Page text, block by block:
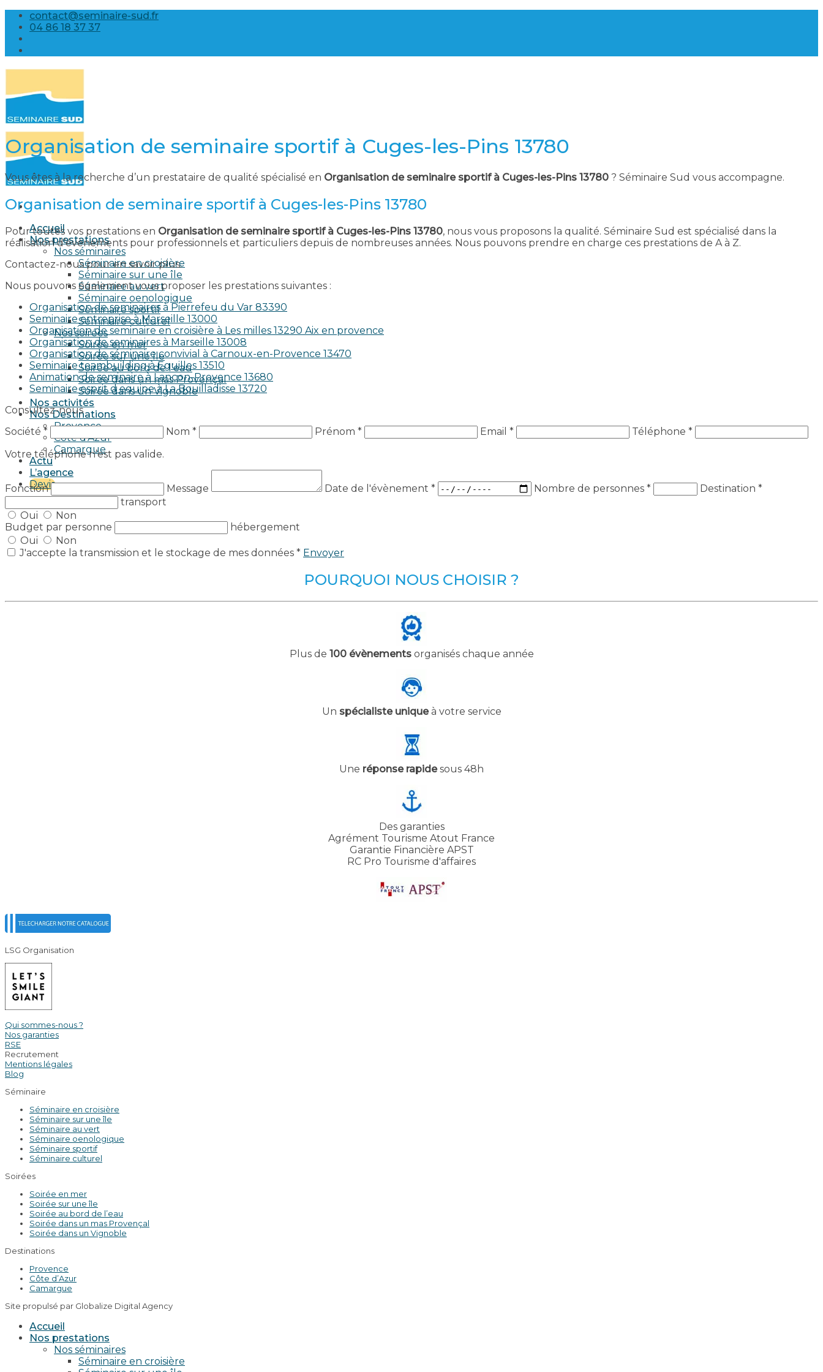
Skip
content
contact@seminaire-sud.fr
04 86 18 37 37
Accueil
Nos prestations
Nos séminaires
Séminaire en croisière
Séminaire sur une île
Séminaire au vert
Séminaire oenologique
Séminaire sportif
Séminaire culturel
Nos soirées
Soirée en mer
Soirée sur une île
Soirée au bord de l’eau
Soirée dans un mas Provençal
Soirée dans un Vignoble
Nos activités
Nos Destinations
Provence
Côte d’Azur
Camargue
Actu
L’agence
Devis
Organisation de seminaire sportif à Cuges-les-Pins 13780
Vous êtes à la recherche d’un prestataire de qualité spécialisé en Organisation de seminaire sportif à Cuges-les-Pins 13780 ? Séminaire Sud vous accompagne.
Organisation de seminaire sportif à Cuges-les-Pins 13780
Pour toutes vos prestations en Organisation de seminaire sportif à Cuges-les-Pins 13780, nous vous proposons la qualité. Séminaire Sud est spécialisé dans la
réalisation d’évènements pour professionnels et particuliers depuis de nombreuses années. Nous pouvons prendre en charge ces prestations de A à Z.
Contactez-nous pour en savoir plus.
Nous pouvons également vous proposer les prestations suivantes :
Organisation de seminaires à Pierrefeu du Var 83390
Seminaire entreprise à Marseille 13000
Organisation de seminaire en croisière à Les milles 13290 Aix en provence​
Organisation de seminaires à Marseille 13008
Organisation de séminaire convivial à Carnoux-en-Provence 13470
Seminaire teambuilding à Eguilles 13510
Animation de seminaire à Lançon-Provence 13680
Seminaire esprit d equipe à La Bouilladisse 13720
Consultez-nous
Société *
Nom * Prénom * Email *
Téléphone *
Votre téléphone n’est pas valide.
Fonction Message Date de l'évènement * Nombre de personnes * Destination *
transport
Oui
Non
Budget par personne
hébergement
Oui
Non
J'accepte la transmission et le stockage de mes données * Envoyer
POURQUOI NOUS CHOISIR ?
Plus de 100 évènementsorganisés chaque année
Un spécialiste uniqueà votre service
Une réponse rapidesous 48h
Des garanties
Agrément Tourisme Atout France
Garantie Financière APST
RC Pro Tourisme d'affaires
LSG Organisation
Qui sommes-nous ?
Nos garanties
RSE
Recrutement
Mentions légales
Blog
Séminaire
Séminaire en croisière
Séminaire sur une île
Séminaire au vert
Séminaire oenologique
Séminaire sportif
Séminaire culturel
Soirées
Soirée en mer
Soirée sur une île
Soirée au bord de l’eau
Soirée dans un mas Provençal
Soirée dans un Vignoble
Destinations
Provence
Côte d’Azur
Camargue
Site propulsé par Globalize Digital Agency
Accueil
Nos prestations
Nos séminaires
Séminaire en croisière